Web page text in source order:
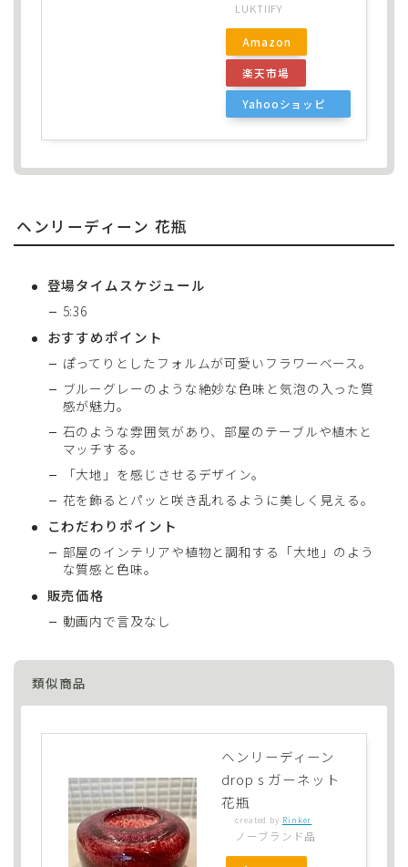
LUKTIIFY
Amazon
楽天市場
Yahooショッピ
ヘンリーディーン 花瓶
登場タイムスケジュール
5:36
おすすめポイント
ぽってりとしたフォルムが可愛いフラワーベース。
ブルーグレーのような絶妙な色味と気泡の入った質
感が魅力。
石のような雰囲気があり、部屋のテーブルや植木と
マッチする。
「大地」を感じさせるデザイン。
花を飾るとパッと咲き乱れるように美しく見える。
こわだわりポイント
部屋のインテリアや植物と調和する「大地」のよう
な質感と色味。
販売価格
動画内で言及なし
類似商品
ヘンリーディーン
drop s ガーネット
花瓶
created by Rinker
ノーブランド品